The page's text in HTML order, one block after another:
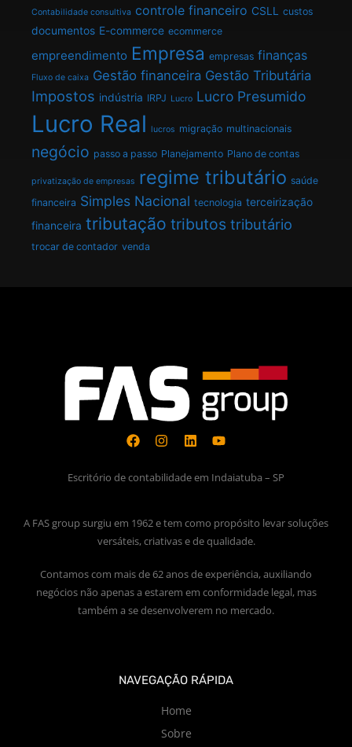
Contabilidade consultiva controle financeiro CSLL custos
documentos E-commerce ecommerce
empreendimento Empresa empresas finanças
Fluxo de caixa Gestão financeira Gestão Tributária
Impostos indústria IRPJ Lucro Lucro Presumido
Lucro Real lucros migração multinacionais
negócio passo a passo Planejamento Plano de contas
privatização de empresas regime tributário saúde
financeira Simples Nacional tecnologia terceirização
financeira tributação tributos tributário
trocar de contador venda
Escritório de contabilidade em Indaiatuba – SP
A FAS group surgiu em 1962 e tem como propósito levar soluções
versáteis, criativas e de qualidade.
Contamos com mais de 62 anos de experiência, auxiliando
negócios não apenas a estarem em conformidade legal, mas
também a se desenvolverem no mercado.
NAVEGAÇÃO RÁPIDA
Home
Sobre